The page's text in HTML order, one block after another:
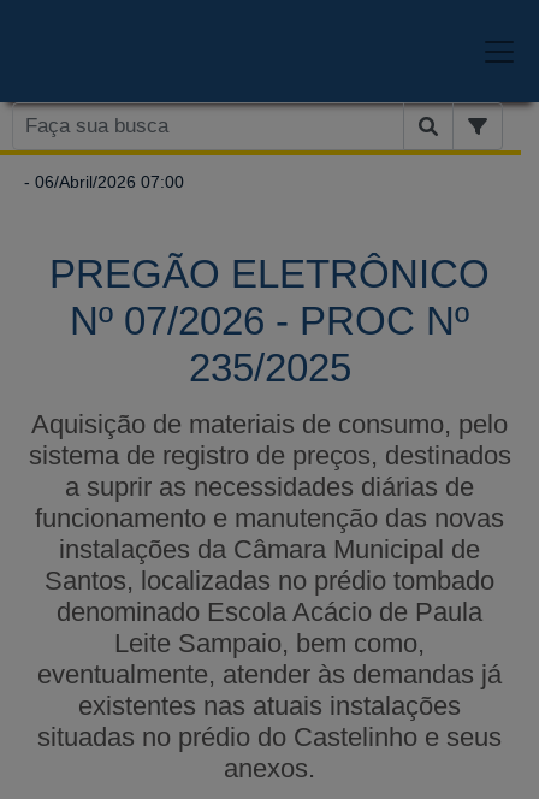
- 06/Abril/2026 07:00
PREGÃO ELETRÔNICO
Nº 07/2026 - PROC Nº
235/2025
Aquisição de materiais de consumo, pelo
sistema de registro de preços, destinados
a suprir as necessidades diárias de
funcionamento e manutenção das novas
instalações da Câmara Municipal de
Santos, localizadas no prédio tombado
denominado Escola Acácio de Paula
Leite Sampaio, bem como,
eventualmente, atender às demandas já
existentes nas atuais instalações
situadas no prédio do Castelinho e seus
anexos.